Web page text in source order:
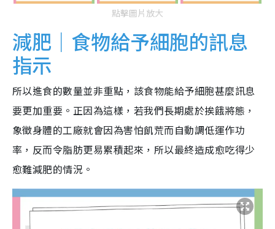
點擊圖片放大
減肥｜食物給予細胞的訊息
指示
所以進食的數量並非重點，該食物能給予細胞甚麼訊息
要更加重要。正因為這樣，若我們長期處於挨餓將態，
象徵身體的工廠就會因為害怕飢荒而自動調低運作功
率，反而令脂肪更易累積起來，所以最終造成愈吃得少
愈難減肥的情況。